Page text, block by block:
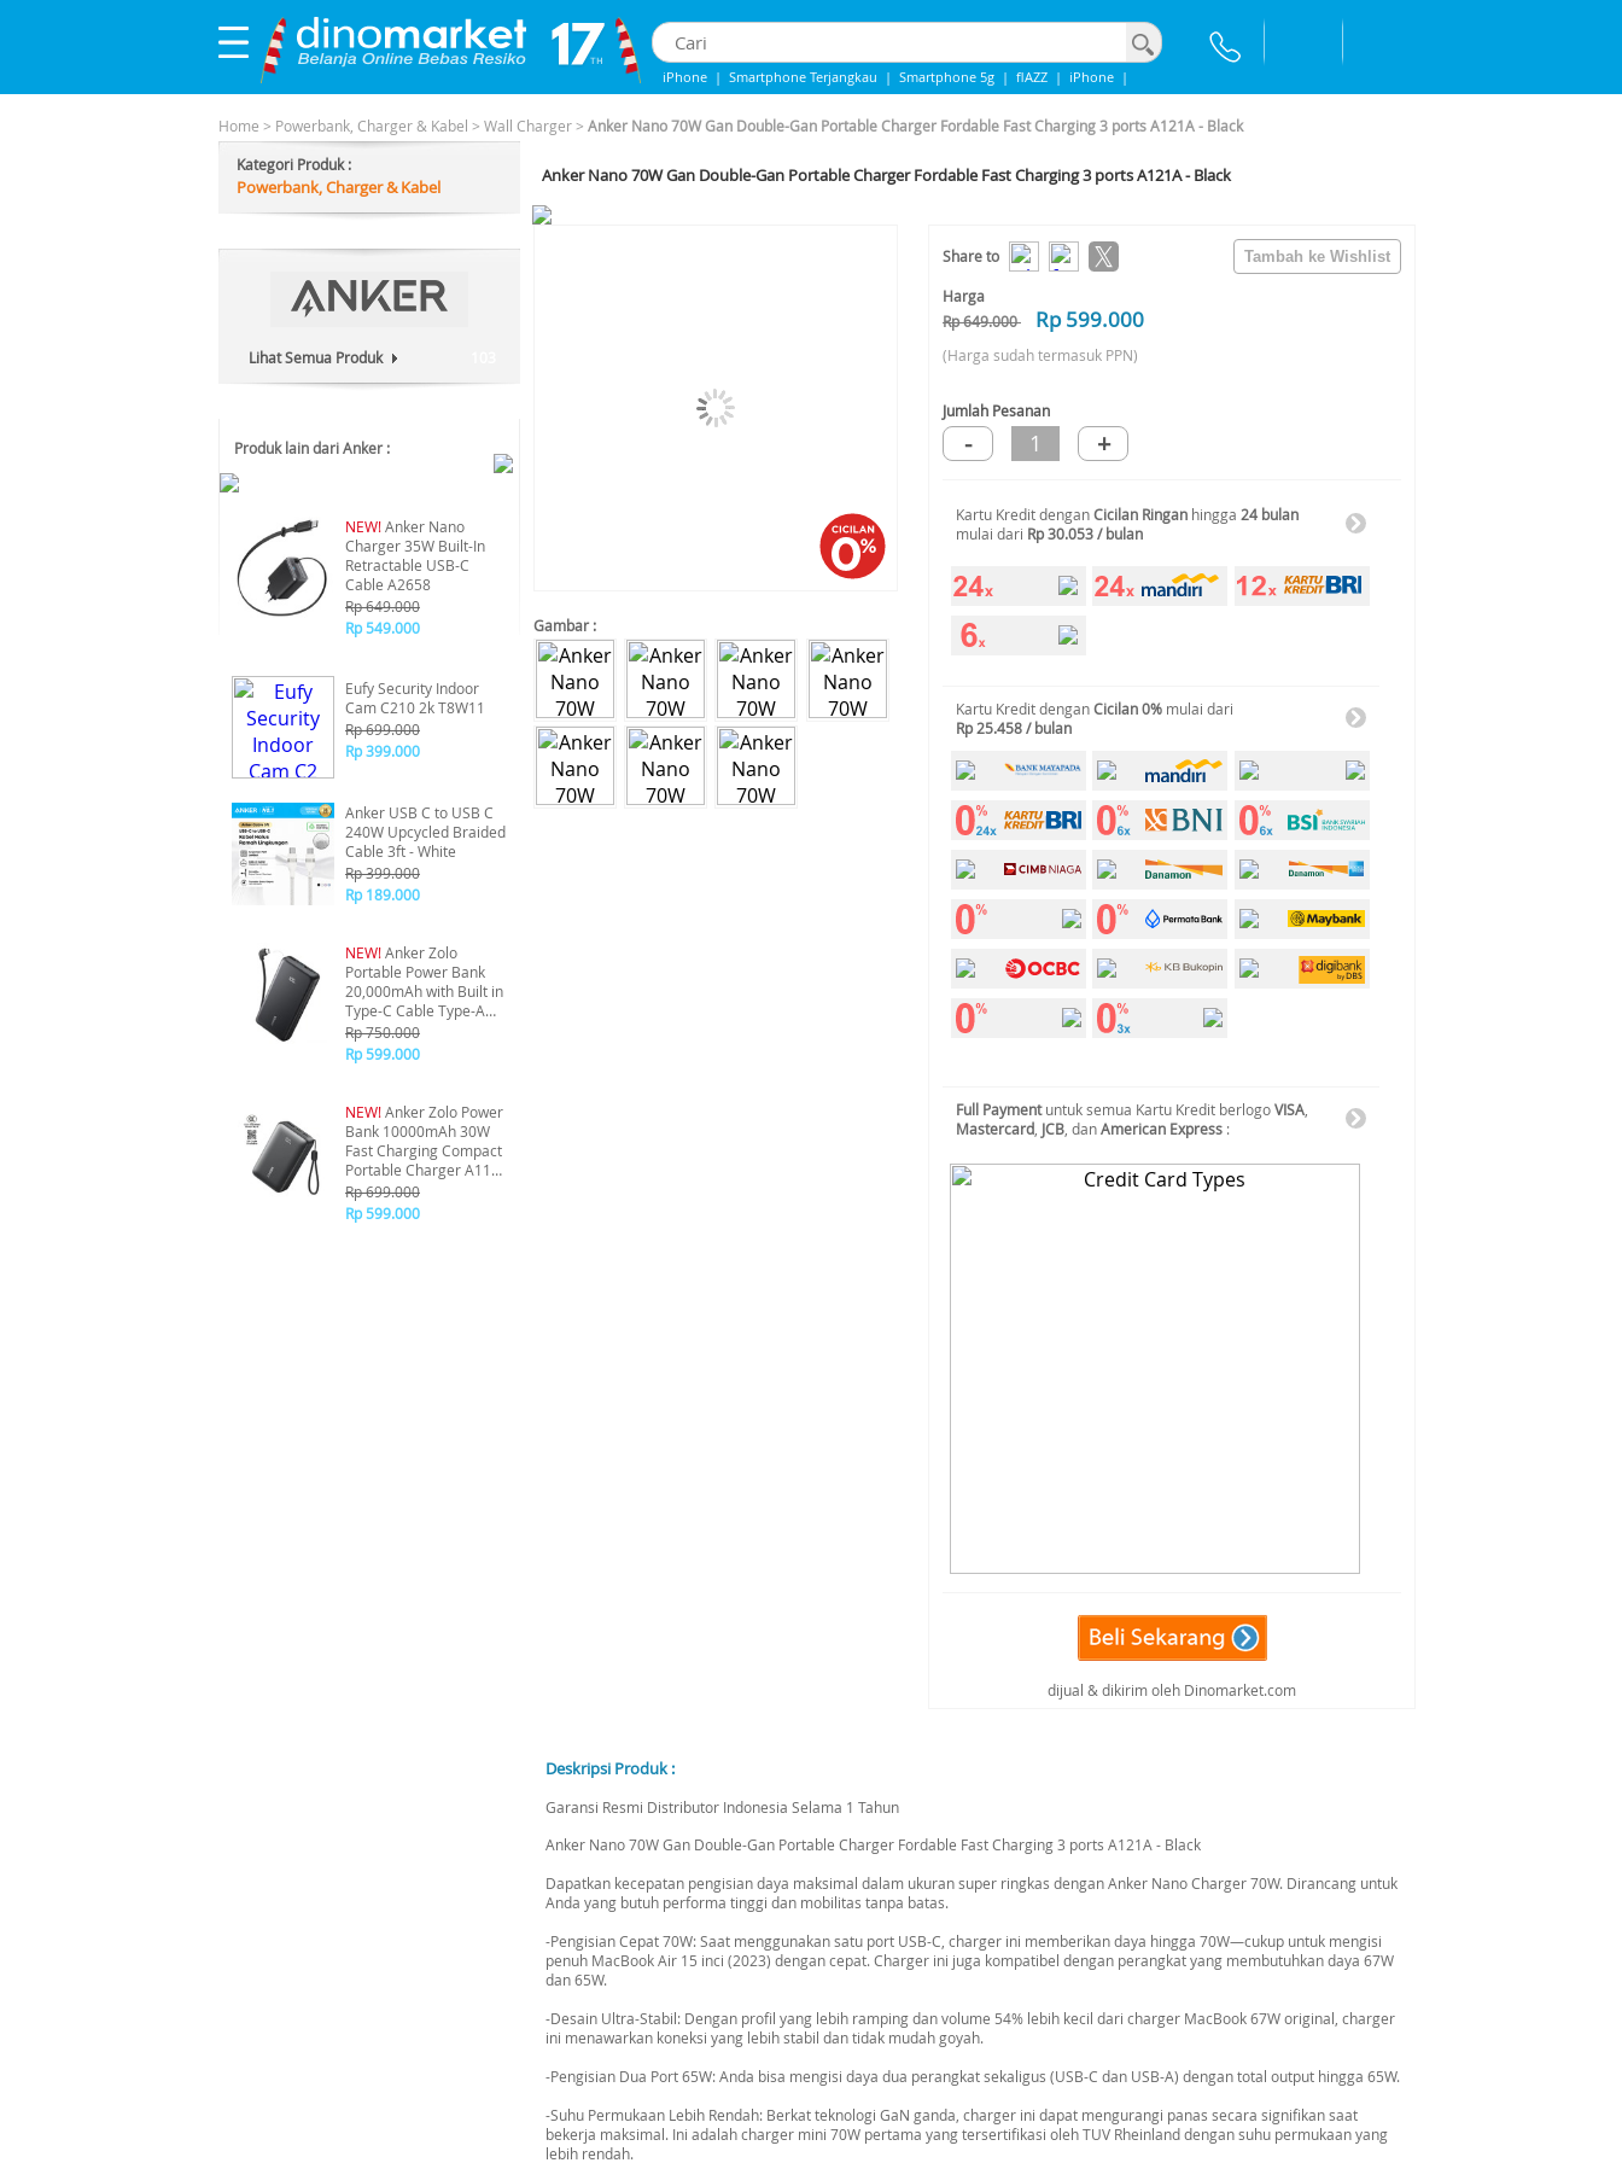
iPhone | Smartphone Terjangkau | Smartphone 5g | flAZZ | iPhone |
Home > Powerbank, Charger & Kabel > Wall Charger> Anker Nano 70W Gan Double-Gan Portable Charger Fordable Fast Charging 3 ports A121A - Black
Kategori Produk :
Powerbank, Charger & Kabel
Lihat Semua Produk
Produk lain dari Anker :
NEW!Anker Nano
Charger 35W Built-In
Retractable USB-C
Cable A2658
Rp 649.000
Rp 549.000
Eufy Security Indoor
Cam C210 2k T8W11
Rp 699.000
Rp 399.000
Anker USB C to USB C
240W Upcycled Braided
Cable 3ft - White
Rp 399.000
Rp 189.000
NEW!Anker Zolo
Portable Power Bank
20,000mAh with Built in
Type-C Cable Type-A
A110E - Black
Rp 750.000
Rp 599.000
NEW!Anker Zolo Power
Bank 10000mAh 30W
Fast Charging Compact
Portable Charger A110J
- Black
Rp 699.000
Rp 599.000
Anker Nano 70W Gan Double-Gan Portable Charger Fordable Fast Charging 3 ports A121A - Black
Gambar :
Share to
Harga
Rp 649.000
Rp 599.000
(Harga sudah termasuk PPN)
Jumlah Pesanan
- 1 +
Kartu Kredit denganCicilan Ringan hingga 24 bulan
mulai dari Rp 30.053 / bulan
Kartu Kredit denganCicilan 0% mulai dari
Rp 25.458 / bulan
Full Paymentuntuk semua Kartu Kredit berlogoVISA
Mastercard JCB , danAmerican Express :
dijual & dikirim oleh Dinomarket.com
Deskripsi Produk :
Garansi Resmi Distributor Indonesia Selama 1 Tahun
Anker Nano 70W Gan Double-Gan Portable Charger Fordable Fast Charging 3 ports A121A - Black
Dapatkan kecepatan pengisian daya maksimal dalam ukuran super ringkas dengan Anker Nano Charger 70W. Dirancang untuk
Anda yang butuh performa tinggi dan mobilitas tanpa batas.
-Pengisian Cepat 70W: Saat menggunakan satu port USB-C, charger ini memberikan daya hingga 70W—cukup untuk mengisi
penuh MacBook Air 15 inci (2023) dengan cepat. Charger ini juga kompatibel dengan perangkat yang membutuhkan daya 67W
dan 65W.
-Desain Ultra-Stabil: Dengan profil yang lebih ramping dan volume 54% lebih kecil dari charger MacBook 67W original, charger
ini menawarkan koneksi yang lebih stabil dan tidak mudah goyah.
-Pengisian Dua Port 65W: Anda bisa mengisi daya dua perangkat sekaligus (USB-C dan USB-A) dengan total output hingga 65W.
-Suhu Permukaan Lebih Rendah: Berkat teknologi GaN ganda, charger ini dapat mengurangi panas secara signifikan saat
bekerja maksimal. Ini adalah charger mini 70W pertama yang tersertifikasi oleh TUV Rheinland dengan suhu permukaan yang
lebih rendah.